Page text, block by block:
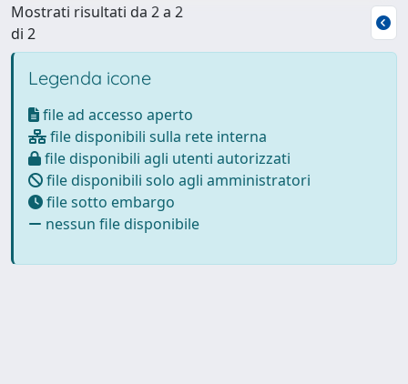
Mostrati risultati da 2 a 2
di 2
Legenda icone
file ad accesso aperto
file disponibili sulla rete interna
file disponibili agli utenti autorizzati
file disponibili solo agli amministratori
file sotto embargo
nessun file disponibile